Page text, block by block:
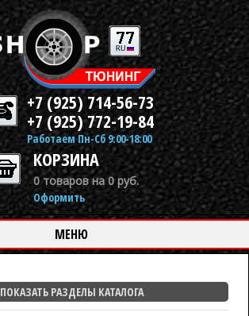
+7 (925) 714-56-73
+7 (925) 772-19-84
Работаем Пн-Сб 9:00-18:00
КОРЗИНА
0 товаров на 0 руб.
Оформить
МЕНЮ
ПОКАЗАТЬ РАЗДЕЛЫ КАТАЛОГА